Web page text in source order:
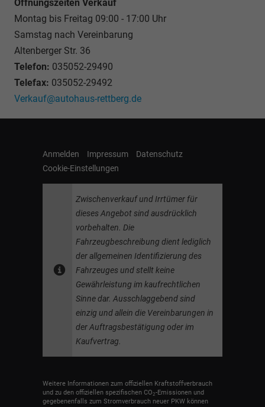
Öffnungszeiten Verkauf
Montag bis Freitag 09:00 - 17:00 Uhr
Samstag nach Vereinbarung
Altenberger Str. 36
Telefon: 035052-29490
Telefax: 035052-29492
Verkauf@autohaus-rettberg.de
Anmelden Impressum
Datenschutz
Cookie-Einstellungen
Zwischenverkauf und Irrtümer für
dieses Angebot sind ausdrücklich
vorbehalten. Die
Fahrzeugbeschreibung dient lediglich
der allgemeinen Identifizierung des
Fahrzeuges und stellt keine
Gewährleistung im kaufrechtlichen
Sinne dar. Ausschlaggebend sind
einzig und allein die Vereinbarungen in
der Auftragsbestätigung oder im
Kaufvertrag.
Weitere Informationen zum offiziellen Kraftstoffverbrauch
und zu den offiziellen spezifischen CO2-Emissionen und
gegebenenfalls zum Stromverbrauch neuer PKW können